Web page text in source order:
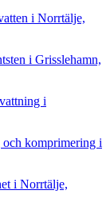
i Norrtälje,
i Grisslehamn,
i
komprimering i
i Norrtälje,